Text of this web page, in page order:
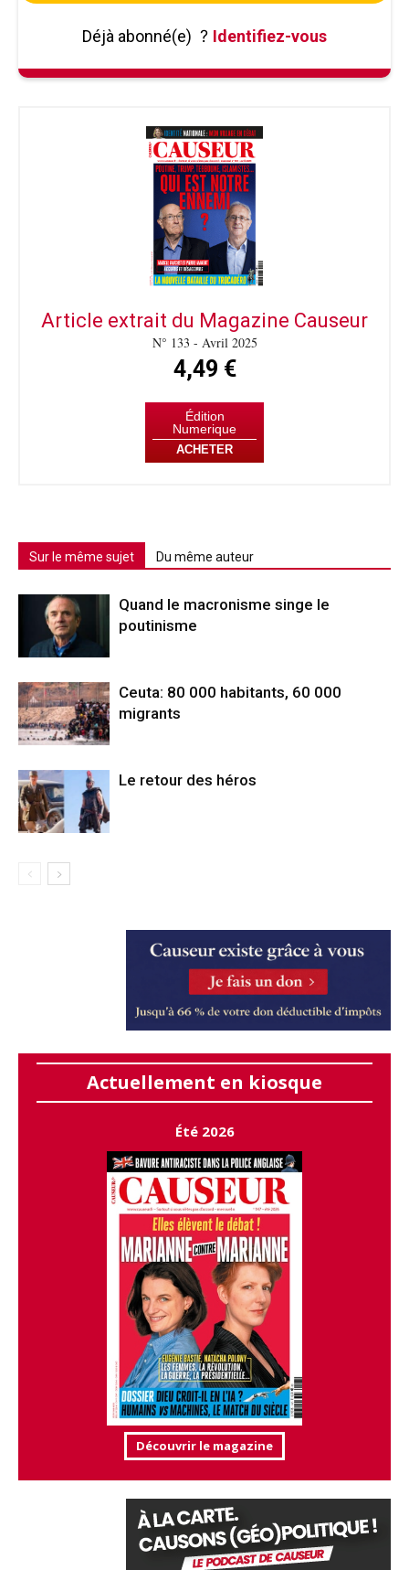
Déjà abonné(e) ? Identifiez-vous
Article extrait du Magazine Causeur
N° 133 - Avril 2025
4,49 €
Édition
Numerique
ACHETER
Sur le même sujet Du même auteur
Quand le macronisme singe le
poutinisme
Ceuta: 80 000 habitants, 60 000
migrants
Le retour des héros
Actuellement en kiosque
Été 2026
Découvrir le magazine